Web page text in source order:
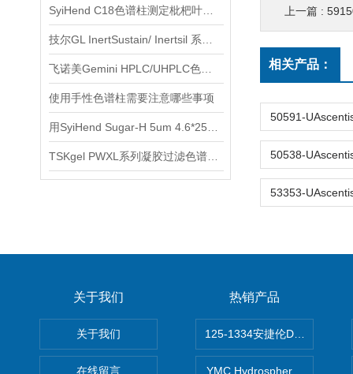
使用手性色谱柱需要注意哪些事项
上一篇 :
相关产品：
关于我们
关于我们
在线留言
热销产品
125-1334安捷伦DB-624色谱
YMC Hydrosphere C18亲水